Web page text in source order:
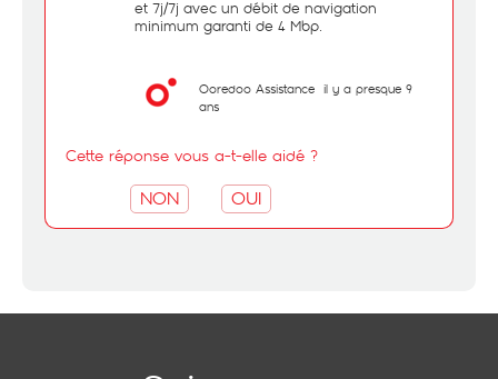
et 7j/7j avec un débit de navigation
minimum garanti de 4 Mbp.
Ooredoo Assistance il y a presque 9
ans
Cette réponse vous a-t-elle aidé ?
NON OUI